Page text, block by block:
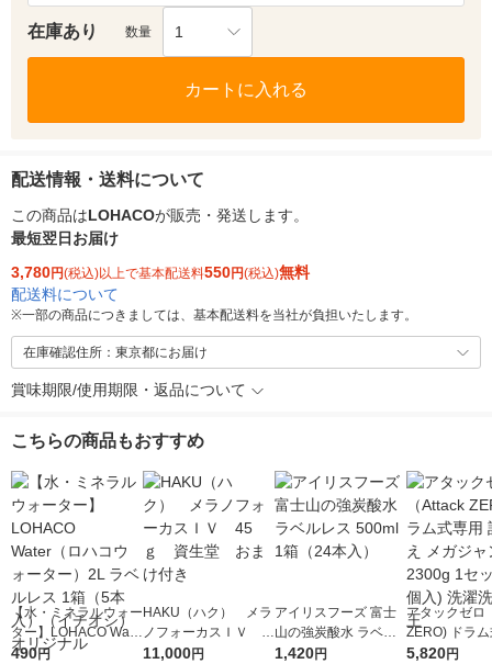
在庫あり 数量 1
カートに入れる
配送情報・送料について
この商品はLOHACOが販売・発送します。
最短翌日お届け
3,780円(税込)以上で基本配送料550円(税込)無料
配送料について
※一部の商品につきましては、基本配送料を当社が負担いたします。
在庫確認住所：東京都にお届け
賞味期限/使用期限・返品について
こちらの商品もおすすめ
【水・ミネラルウォー
ター】LOHACO Wate
r（ロハコウォータ
490円
HAKU（ハク） メラ
ノフォーカスＩＶ 4
5ｇ 資生堂 おまけ
11,000円
アイリスフーズ 富士
山の強炭酸水 ラベル
レス 500ml 1箱（24
1,420円
アタックゼロ
ZERO) ドラ
詰め替え メガ
5,820円